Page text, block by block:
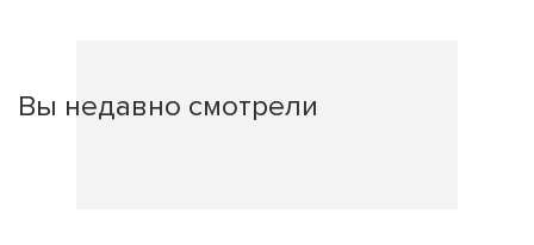
Вы недавно смотрели